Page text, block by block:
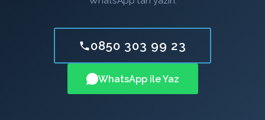
0850 303 99 23
WhatsApp ile Yaz